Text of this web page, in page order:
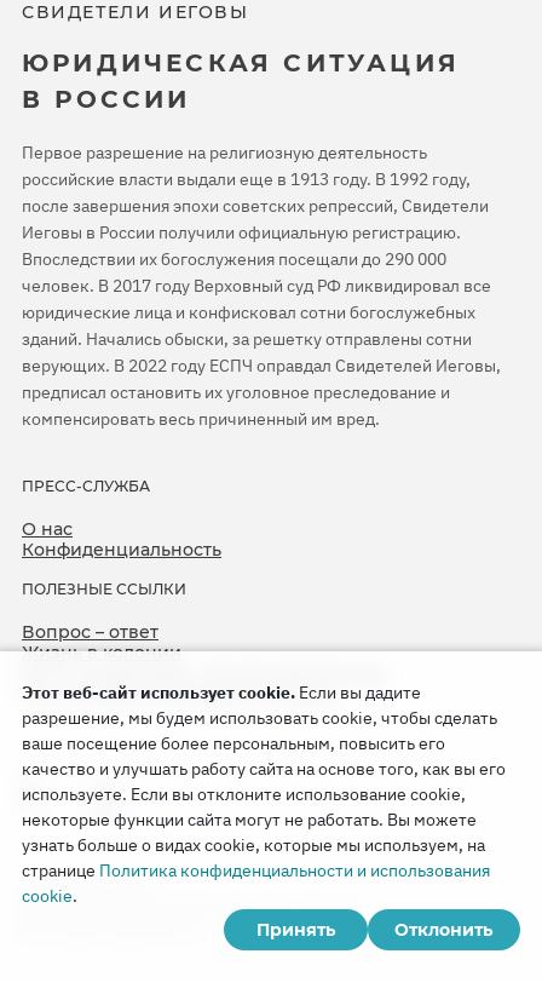
СВИДЕТЕЛИ ИЕГОВЫ
ЮРИДИЧЕСКАЯ СИТУАЦИЯ
В РОССИИ
Первое разрешение на религиозную деятельность
российские власти выдали еще в 1913 году. В 1992 году,
после завершения эпохи советских репрессий, Свидетели
Иеговы в России получили официальную регистрацию.
Впоследствии их богослужения посещали до 290 000
человек. В 2017 году Верховный суд РФ ликвидировал все
юридические лица и конфисковал сотни богослужебных
зданий. Начались обыски, за решетку отправлены сотни
верующих. В 2022 году ЕСПЧ оправдал Свидетелей Иеговы,
предписал остановить их уголовное преследование и
компенсировать весь причиненный им вред.
ПРЕСС-СЛУЖБА
О нас
Конфиденциальность
ПОЛЕЗНЫЕ ССЫЛКИ
Вопрос – ответ
Жизнь в колонии
75-я годовщина операции «Север»
Copyright © 2026
Watch Tower Bible and Tract Society of Korea.
Этот веб-сайт использует cookie. Если вы дадите
разрешение, мы будем использовать cookie, чтобы сделать
ваше посещение более персональным, повысить его
качество и улучшать работу сайта на основе того, как вы его
используете. Если вы отклоните использование cookie,
некоторые функции сайта могут не работать. Вы можете
узнать больше о видах cookie, которые мы используем, на
странице Политика конфиденциальности и использования
cookie.
Принять
Отклонить